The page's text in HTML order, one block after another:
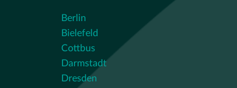
Berlin
Bielefeld
Cottbus
Darmstadt
Dresden